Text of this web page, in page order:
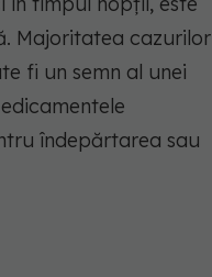
Majoritatea cazurilor
fi un semn al unei
îndepărtarea sau